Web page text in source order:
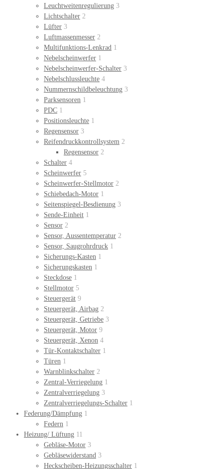
Leuchtweitenregulierung 3
Lichtschalter 2
Lüfter 3
Luftmassenmesser 2
Multifunktions-Lenkrad 1
Nebelscheinwerfer 1
Nebelscheinwerfer-Schalter 3
Nebelschlussleuchte 4
Nummernschildbeleuchtung 3
Parksensoren 1
PDC 1
Positionsleuchte 1
Regensensor 3
Reifendruckkontrollsystem 2
Regensensor 2
Schalter 4
Scheinwerfer 5
Scheinwerfer-Stellmotor 2
Schiebedach-Motor 1
Seitenspiegel-Besdienung 3
Sende-Einheit 1
Sensor 2
Sensor, Aussentemperatur 2
Sensor, Saugrohrdruck 1
Sicherungs-Kasten 1
Sicherungskasten 1
Steckdose 1
Stellmotor 5
Steuergerät 9
Steuergerät, Airbag 2
Steuergerät, Getriebe 3
Steuergerät, Motor 9
Steuergerät, Xenon 4
Tür-Kontaktschalter 1
Türen 1
Warnblinkschalter 2
Zentral-Verriegelung 1
Zentralverriegelung 3
Zentralverriegelungs-Schalter 1
Federung/Dämpfung 1
Federn 1
Heizung/ Lüftung 11
Gebläse-Motor 3
Gebläsewiderstand 3
Heckscheiben-Heizungsschalter 1